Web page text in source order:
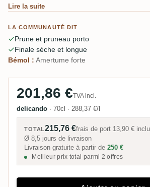
chimique, presque plastique. Malgré le
fruits éclatants. Quelques dégustateurs
porto écrase les notes plus fines de la
apprécient comment le fruit adoucit
Polémique.
Lire la suite
LA COMMUNAUTÉ DIT
Prune et pruneau porto
Finale sèche et longue
Bémol : Amertume forte
201,86 €TVA incl.
delicando · 70cl · 288,37 €/l
TOTAL215,76 €frais de port 13,90 €
Ø 8,5 jours de livraison
Livraison gratuite à partir de 250 €
Meilleur prix total parmi 2 offres